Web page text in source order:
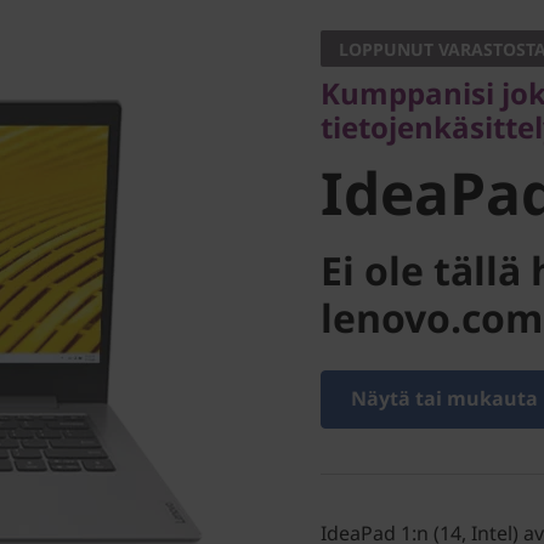
LOPPUNUT
Kumppanisi
Ei ole tällä
Näytä tai mukauta
IdeaPad 1:n (14, Intel)